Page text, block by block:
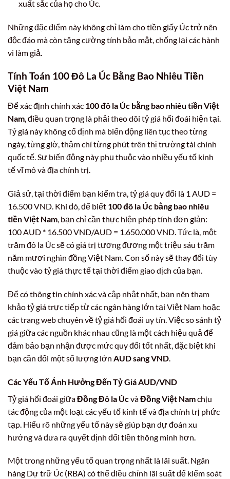
xuất sắc của họ cho Úc.
Những đặc điểm này không chỉ làm cho tiền giấy Úc trở nên
độc đáo mà còn tăng cường tính bảo mật, chống lại các hành
vi làm giả.
Tính Toán 100 Đô La Úc Bằng Bao Nhiêu Tiền
Việt Nam
Để xác định chính xác 100 đô la Úc bằng bao nhiêu tiền Việt
Nam, điều quan trọng là phải theo dõi tỷ giá hối đoái hiện tại.
Tỷ giá này không cố định mà biến động liên tục theo từng
ngày, từng giờ, thậm chí từng phút trên thị trường tài chính
quốc tế. Sự biến động này phụ thuộc vào nhiều yếu tố kinh
tế vĩ mô và địa chính trị.
Giả sử, tại thời điểm bạn kiểm tra, tỷ giá quy đổi là 1 AUD =
16.500 VND. Khi đó, để biết 100 đô la Úc bằng bao nhiêu
tiền Việt Nam, bạn chỉ cần thực hiện phép tính đơn giản:
100 AUD * 16.500 VND/AUD = 1.650.000 VND. Tức là, một
trăm đô la Úc sẽ có giá trị tương đương một triệu sáu trăm
năm mươi nghìn đồng Việt Nam. Con số này sẽ thay đổi tùy
thuộc vào tỷ giá thực tế tại thời điểm giao dịch của bạn.
Để có thông tin chính xác và cập nhật nhất, bạn nên tham
khảo tỷ giá trực tiếp từ các ngân hàng lớn tại Việt Nam hoặc
các trang web chuyên về tỷ giá hối đoái uy tín. Việc so sánh tỷ
giá giữa các nguồn khác nhau cũng là một cách hiệu quả để
đảm bảo bạn nhận được mức quy đổi tốt nhất, đặc biệt khi
bạn cần đổi một số lượng lớn AUD sang VND.
Các Yếu Tố Ảnh Hưởng Đến Tỷ Giá AUD/VND
Tỷ giá hối đoái giữaĐồng Đô la ÚcvàĐồng Việt Namchịu
tác động của một loạt các yếu tố kinh tế và địa chính trị phức
tạp. Hiểu rõ những yếu tố này sẽ giúp bạn dự đoán xu
hướng và đưa ra quyết định đổi tiền thông minh hơn.
Một trong những yếu tố quan trọng nhất là lãi suất. Ngân
hàng Dự trữ Úc (RBA) có thể điều chỉnh lãi suất để kiểm soát